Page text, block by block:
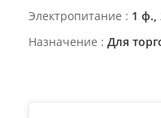
Электропитание
1 ф.,
Назначение
Для